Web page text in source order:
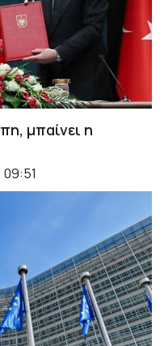
μπαίνει η